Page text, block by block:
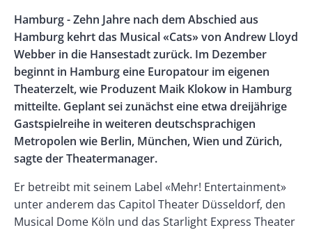
Left
Rectangle
Right
Body
Hamburg - Zehn Jahre nach dem Abschied aus
Hamburg kehrt das Musical «Cats» von Andrew Lloyd
Webber in die Hansestadt zurück. Im Dezember
beginnt in Hamburg eine Europatour im eigenen
Theaterzelt, wie Produzent Maik Klokow in Hamburg
mitteilte. Geplant sei zunächst eine etwa dreijährige
Gastspielreihe in weiteren deutschsprachigen
Metropolen wie Berlin, München, Wien und Zürich,
sagte der Theatermanager.
Er betreibt mit seinem Label «Mehr! Entertainment»
unter anderem das Capitol Theater Düsseldorf, den
Musical Dome Köln und das Starlight Express Theater